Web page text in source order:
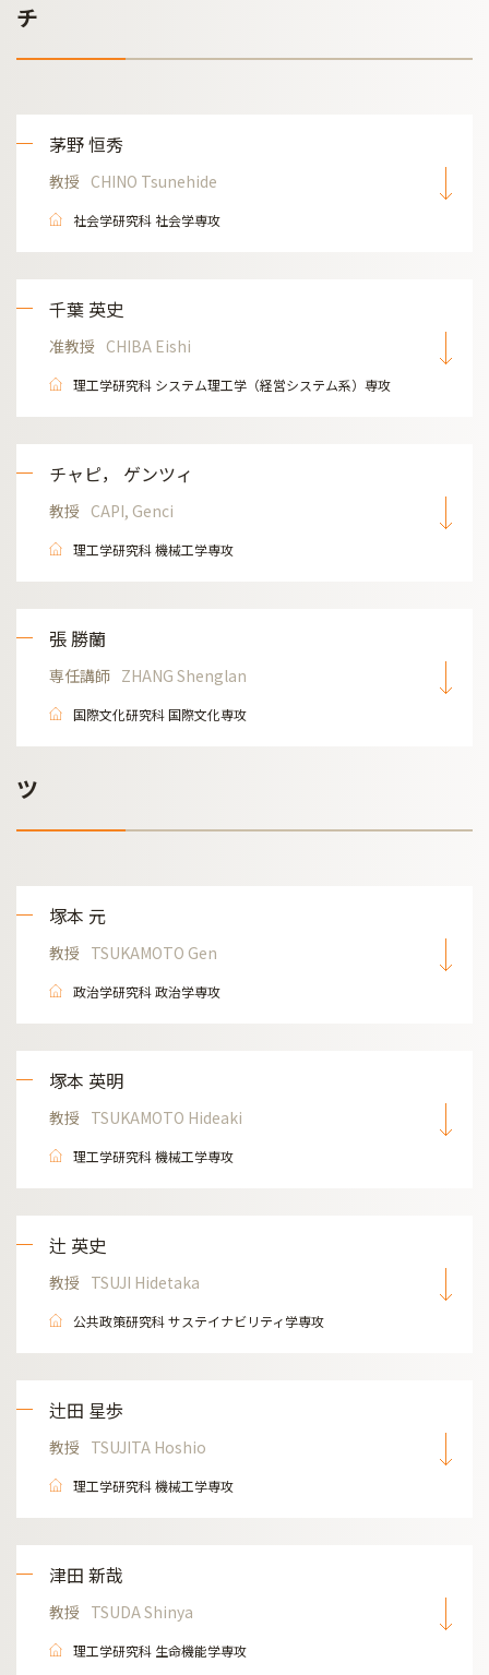
チ
茅野 恒秀
教授 CHINO Tsunehide
社会学研究科 社会学専攻
千葉 英史
准教授 CHIBA Eishi
理工学研究科 システム理工学（経営システム系）専攻
チャピ， ゲンツィ
教授 CAPI, Genci
理工学研究科 機械工学専攻
張 勝蘭
専任講師 ZHANG Shenglan
国際文化研究科 国際文化専攻
ツ
塚本 元
教授 TSUKAMOTO Gen
政治学研究科 政治学専攻
塚本 英明
教授 TSUKAMOTO Hideaki
理工学研究科 機械工学専攻
辻 英史
教授 TSUJI Hidetaka
公共政策研究科 サステイナビリティ学専攻
辻田 星歩
教授 TSUJITA Hoshio
理工学研究科 機械工学専攻
津田 新哉
教授 TSUDA Shinya
理工学研究科 生命機能学専攻